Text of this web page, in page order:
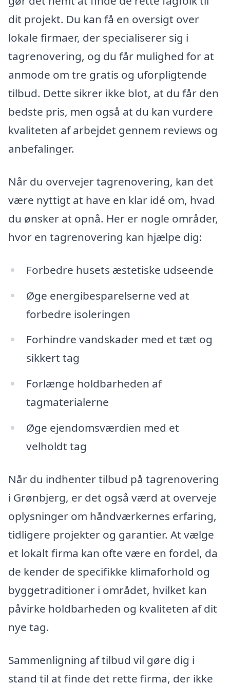
dit projekt. Du kan få en oversigt over
lokale firmaer, der specialiserer sig i
tagrenovering, og du får mulighed for at
anmode om tre gratis og uforpligtende
tilbud. Dette sikrer ikke blot, at du får den
bedste pris, men også at du kan vurdere
kvaliteten af arbejdet gennem reviews og
anbefalinger.
Når du overvejer tagrenovering, kan det
være nyttigt at have en klar idé om, hvad
du ønsker at opnå. Her er nogle områder,
hvor en tagrenovering kan hjælpe dig:
Forbedre husets æstetiske udseende
Øge energibesparelserne ved at
forbedre isoleringen
Forhindre vandskader med et tæt og
sikkert tag
Forlænge holdbarheden af
tagmaterialerne
Øge ejendomsværdien med et
velholdt tag
Når du indhenter tilbud på tagrenovering
i Grønbjerg, er det også værd at overveje
oplysninger om håndværkernes erfaring,
tidligere projekter og garantier. At vælge
et lokalt firma kan ofte være en fordel, da
de kender de specifikke klimaforhold og
byggetraditioner i området, hvilket kan
påvirke holdbarheden og kvaliteten af dit
nye tag.
Sammenligning af tilbud vil gøre dig i
stand til at finde det rette firma, der ikke